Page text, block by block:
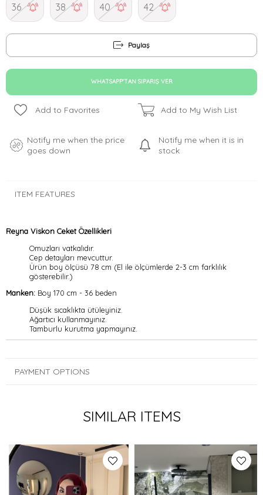
36 38 40 42
Paylaş
WHATSAPP'TAN SIPARIŞ VER
Add to Favorites Add to My Wish List
Notify me when the price
goes down
Notify me when it is in
stock
ITEM FEATURES
Reyna Viskon Ceket Özellikleri
Omuzları vatkalıdır.
Cep detayları mevcuttur.
Ürün boy ölçüsü 78 cm (El ile ölçümlerde 2-3 cm farklılık
gösterebilir.)
Manken: Boy 170 cm - 36 beden
Düşük sıcaklıkta ütüleyiniz.
Ağartıcı kullanmayınız.
Tamburlu kurutma yapmayınız.
PAYMENT OPTIONS
SIMILAR ITEMS